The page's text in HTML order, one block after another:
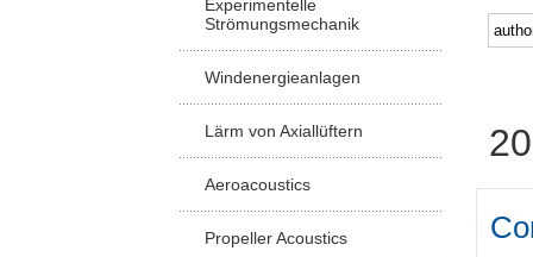
Experimentelle
Strömungsmechanik
Windenergieanlagen
Lärm von Axiallüftern
Aeroacoustics
Propeller Acoustics